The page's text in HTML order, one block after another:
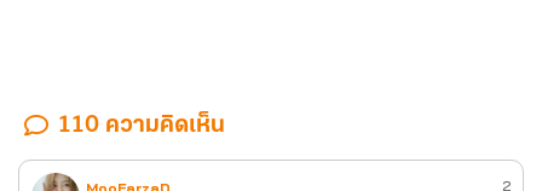
110 ความคิดเห็น
2